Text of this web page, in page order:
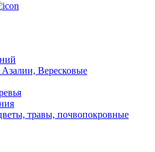
Вересковые
травы, почвопокровные